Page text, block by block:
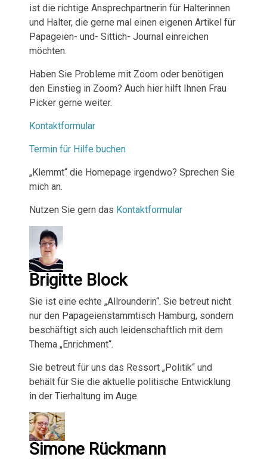
ist die richtige Ansprechpartnerin für Halterinnen
und Halter, die gerne mal einen eigenen Artikel für
Papageien- und- Sittich- Journal einreichen
möchten.
Haben Sie Probleme mit Zoom oder benötigen
den Einstieg in Zoom? Auch hier hilft Ihnen Frau
Picker gerne weiter.
Kontaktformular
Termin für Hilfe buchen
„Klemmt“ die Homepage irgendwo? Sprechen Sie
mich an.
Nutzen Sie gern das Kontaktformular
Brigitte Block
Sie ist eine echte „Allrounderin“. Sie betreut nicht
nur den Papageienstammtisch Hamburg, sondern
beschäftigt sich auch leidenschaftlich mit dem
Thema „Enrichment“.
Sie betreut für uns das Ressort „Politik“ und
behält für Sie die aktuelle politische Entwicklung
in der Tierhaltung im Auge.
Simone Rückmann